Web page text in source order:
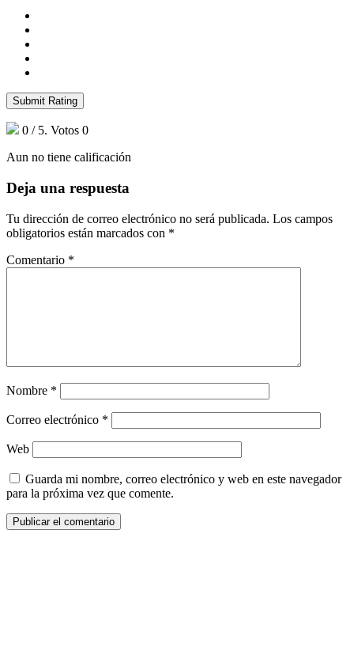
Submit Rating
0 / 5. Votos 0
Aun no tiene calificación
Deja una respuesta
Tu dirección de correo electrónico no será publicada. Los campos
obligatorios están marcados con *
Comentario *
Nombre *
Correo electrónico *
Web
Guarda mi nombre, correo electrónico y web en este navegador
para la próxima vez que comente.